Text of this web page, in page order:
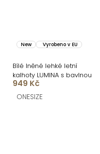
New Vyrobeno v EU
Bílé lněné lehké letní
kalhoty LUMINA s bavlnou
949 Kč
ONESIZE